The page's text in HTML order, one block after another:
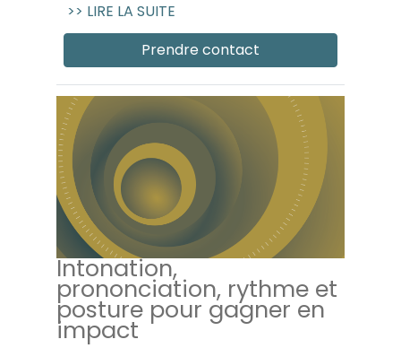
>> LIRE LA SUITE
Prendre contact
Intonation,
prononciation, rythme et
posture pour gagner en
impact